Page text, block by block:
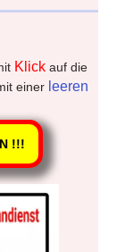
Klickauf die
einer leeren
!!!